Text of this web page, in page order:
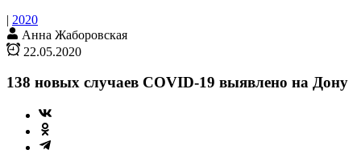
| 2020
Анна Жаборовская
22.05.2020
138 новых случаев COVID-19 выявлено на Дону